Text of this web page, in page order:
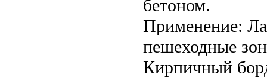
бетоном.
Применение:
пешеходные
Кирпичный